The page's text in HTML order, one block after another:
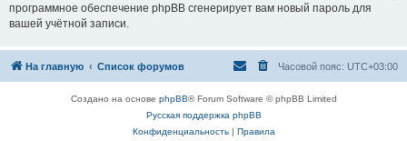
программное обеспечение phpBB сгенерирует вам новый пароль для
вашей учётной записи.
На главную Список форумов Часовой пояс: UTC+03:00
Создано на основе phpBB® Forum Software © phpBB Limited
Русская поддержка phpBB
Конфиденциальность| Правила